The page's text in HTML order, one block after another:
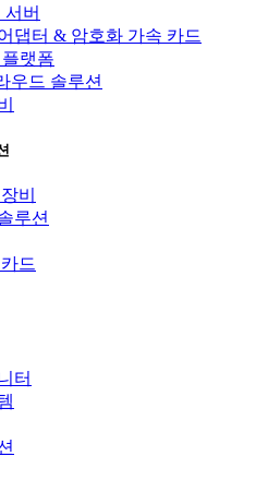
버
댑터 & 암호화 가속 카드
랫폼
우드 솔루션
비
루션
드
터